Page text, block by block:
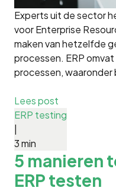
Experts uit de sector
voor Enterprise
maken van hetzelfde
processen. ERP
processen, waaronder
Lees post
ERP testing
|
3 min
5 manieren
ERP testen